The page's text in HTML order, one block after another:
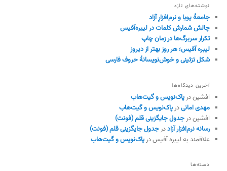
نوشته‌های تازه
جامعهٔ پویا و نرم‌افزارِ آزاد
چالش شمارش کلمات در لیبره‌آفیس
تکرار سربرگ‌ها در زمان چاپ
لیبره آفیس؛ هر روز بهتر از دیروز
شکل تزئینی و خوش‌نویسانهٔ حروف فارسی
آخرین دیدگاه‌ها
افشیندرپاک‌نویس و گیت‌هاب
مهدی امانیدرپاک‌نویس و گیت‌هاب
افشیندرجدول جایگزینی قلم (فونت)
رسانه نرم‌افزار آزاددرجدول جایگزینی قلم (فونت)
علاقمند به لیبره آفیسدرپاک‌نویس و گیت‌هاب
دسته‌ها